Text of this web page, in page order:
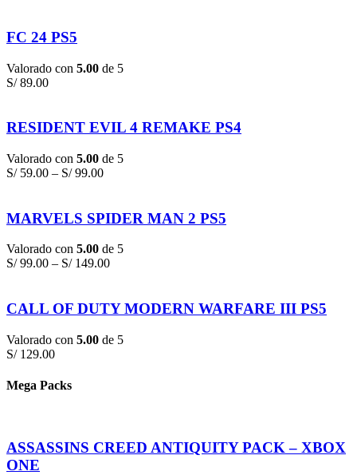
FC 24 PS5
Valorado con 5.00 de 5
S/89.00
RESIDENT EVIL 4 REMAKE PS4
Valorado con 5.00 de 5
S/59.00 – S/99.00
MARVELS SPIDER MAN 2 PS5
Valorado con 5.00 de 5
S/99.00 – S/149.00
CALL OF DUTY MODERN WARFARE III PS5
Valorado con 5.00 de 5
S/129.00
Mega Packs
ASSASSINS CREED ANTIQUITY PACK – XBOX
ONE